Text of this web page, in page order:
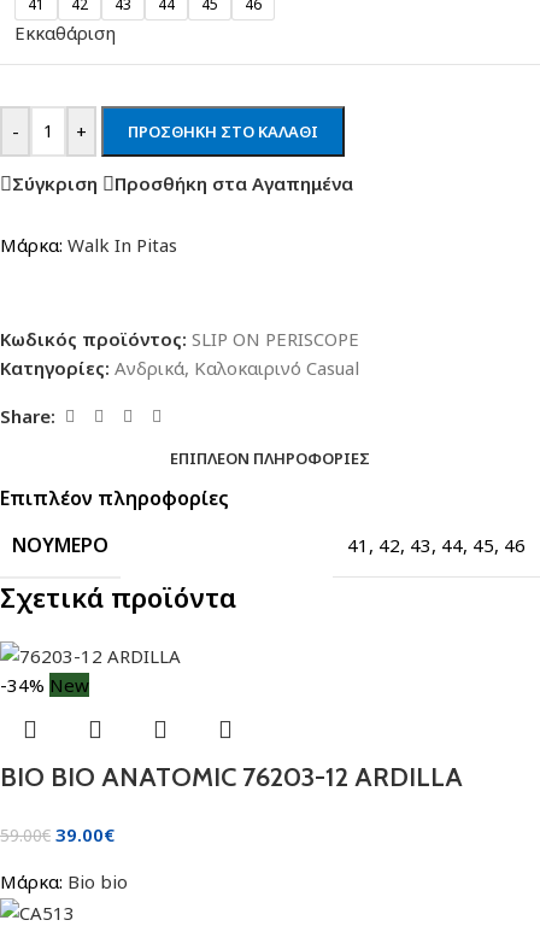
41 42 43 44 45 46
Εκκαθάριση
- + ΠΡΟΣΘΉΚΗ ΣΤΟ ΚΑΛΆΘΙ
Σύγκριση Προσθήκη στα Αγαπημένα
Μάρκα: Walk In Pitas
Κωδικός προϊόντος: SLIP ON PERISCOPE
Κατηγορίες: Ανδρικά, Καλοκαιρινό Casual
Share:
ΕΠΙΠΛΈΟΝ ΠΛΗΡΟΦΟΡΊΕΣ
Επιπλέον πληροφορίες
ΝΟΎΜΕΡΟ
41 , 42, 43, 44, 45, 46
Σχετικά προϊόντα
-34% New
BIO BIO ANATOMIC 76203-12 ARDILLA
59.00€ 39.00€
Μάρκα: Bio bio